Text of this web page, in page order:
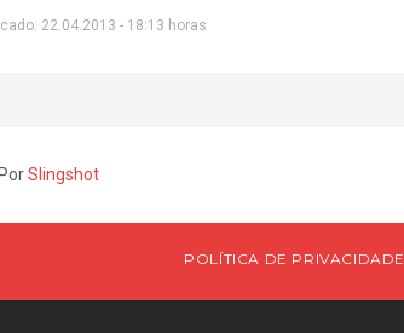
22.04.2013 - 18:13 horas
Slingshot
POLÍTICA DE PRIVACIDADE